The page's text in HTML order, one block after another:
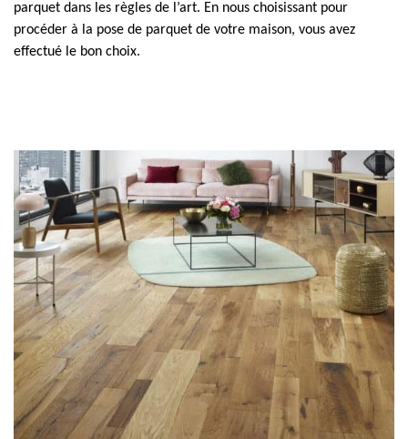
parquet dans les règles de l’art. En nous choisissant pour
procéder à la pose de parquet de votre maison, vous avez
effectué le bon choix.